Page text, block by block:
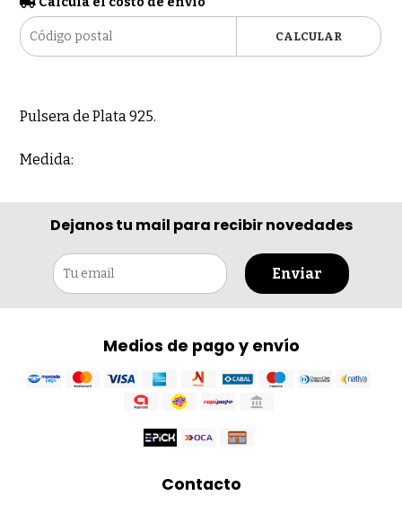
CALCULAR
Pulsera de Plata 925.
Medida:
Dejanos tu mail para recibir novedades
Enviar
Medios de pago y envío
Contacto